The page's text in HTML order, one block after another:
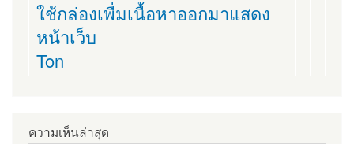
ใช้กล่องเพื่มเนื้อหาออกมาแสดง
หน้าเว็บ
Ton
ความเห็นล่าสุด